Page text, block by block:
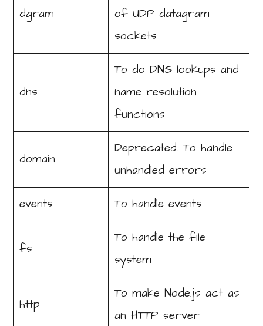
dgram
of UDP datagram
sockets
dns
To do DNS lookups and
name resolution
functions
domain
Deprecated. To handle
unhandled errors
events To handle events
fs
To handle the file
system
http
To make Node.js act as
an HTTP server